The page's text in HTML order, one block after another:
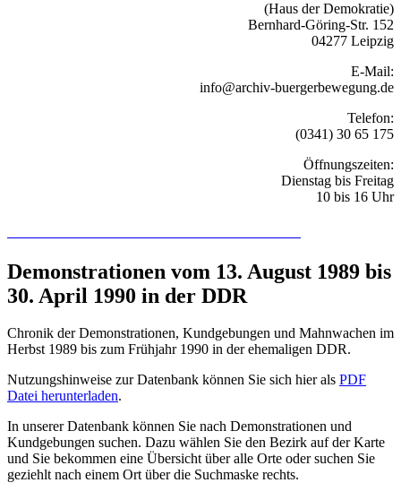
(Haus der Demokratie)
Bernhard-Göring-Str. 152
04277 Leipzig
E-Mail:
info@archiv-buergerbewegung.de
Telefon:
(0341) 30 65 175
Öffnungszeiten:
Dienstag bis Freitag
10 bis 16 Uhr
Demonstrationen vom 13. August 1989 bis
30. April 1990 in der DDR
Chronik der Demonstrationen, Kundgebungen und Mahnwachen im
Herbst 1989 bis zum Frühjahr 1990 in der ehemaligen DDR.
Nutzungshinweise zur Datenbank können Sie sich hier als PDF
Datei herunterladen.
In unserer Datenbank können Sie nach Demonstrationen und
Kundgebungen suchen. Dazu wählen Sie den Bezirk auf der Karte
und Sie bekommen eine Übersicht über alle Orte oder suchen Sie
geziehlt nach einem Ort über die Suchmaske rechts.